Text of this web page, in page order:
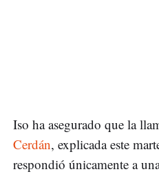
Iso ha asegurado que la
Cerdán, explicada este
respondió únicamente a